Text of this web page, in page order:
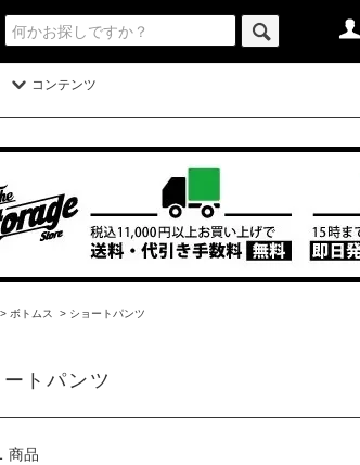
コンテンツ
ボトムス > ショートパンツ
トパンツ
商品